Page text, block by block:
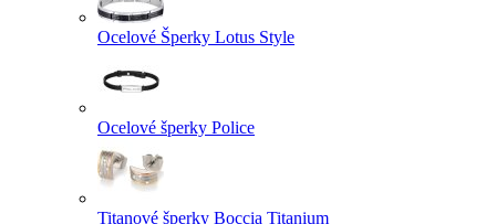
Ocelové Šperky Lotus Style
Ocelové šperky Police
Titanové šperky Boccia Titanium